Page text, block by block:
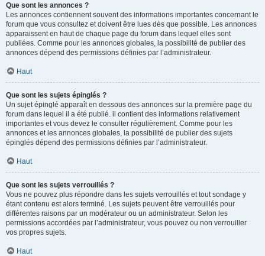
Que sont les annonces ?
Les annonces contiennent souvent des informations importantes concernant le
forum que vous consultez et doivent être lues dès que possible. Les annonces
apparaissent en haut de chaque page du forum dans lequel elles sont
publiées. Comme pour les annonces globales, la possibilité de publier des
annonces dépend des permissions définies par l’administrateur.
Haut
Que sont les sujets épinglés ?
Un sujet épinglé apparaît en dessous des annonces sur la première page du
forum dans lequel il a été publié. il contient des informations relativement
importantes et vous devez le consulter régulièrement. Comme pour les
annonces et les annonces globales, la possibilité de publier des sujets
épinglés dépend des permissions définies par l’administrateur.
Haut
Que sont les sujets verrouillés ?
Vous ne pouvez plus répondre dans les sujets verrouillés et tout sondage y
étant contenu est alors terminé. Les sujets peuvent être verrouillés pour
différentes raisons par un modérateur ou un administrateur. Selon les
permissions accordées par l’administrateur, vous pouvez ou non verrouiller
vos propres sujets.
Haut